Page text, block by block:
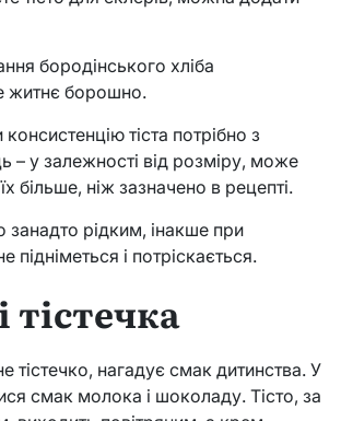
бородінського хліба
житнє борошно.
тіста потрібно з
– у залежності від розміру, може
більше, ніж зазначено в рецепті.
занадто рідким, інакше при
підніметься і потріскається.
тістечка
тістечко, нагадує смак дитинства. У
смак молока і шоколаду. Тісто, за